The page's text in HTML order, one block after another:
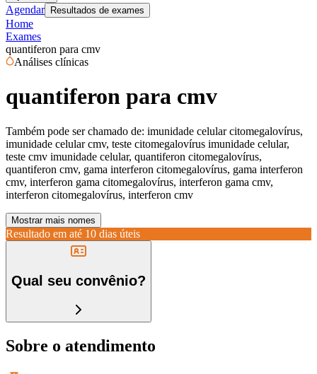
Agendar Resultados de exames
Home
Exames
quantiferon para cmv
Análises clínicas
quantiferon para cmv
Também pode ser chamado de: imunidade celular citomegalovírus,
imunidade celular cmv, teste citomegalovírus imunidade celular,
teste cmv imunidade celular, quantiferon citomegalovírus,
quantiferon cmv, gama interferon citomegalovírus, gama interferon
cmv, interferon gama citomegalovírus, interferon gama cmv,
interferon citomegalovírus, interferon cmv
Mostrar mais nomes
Resultado em até 10 dias úteis
Qual seu convênio?
Sobre o atendimento